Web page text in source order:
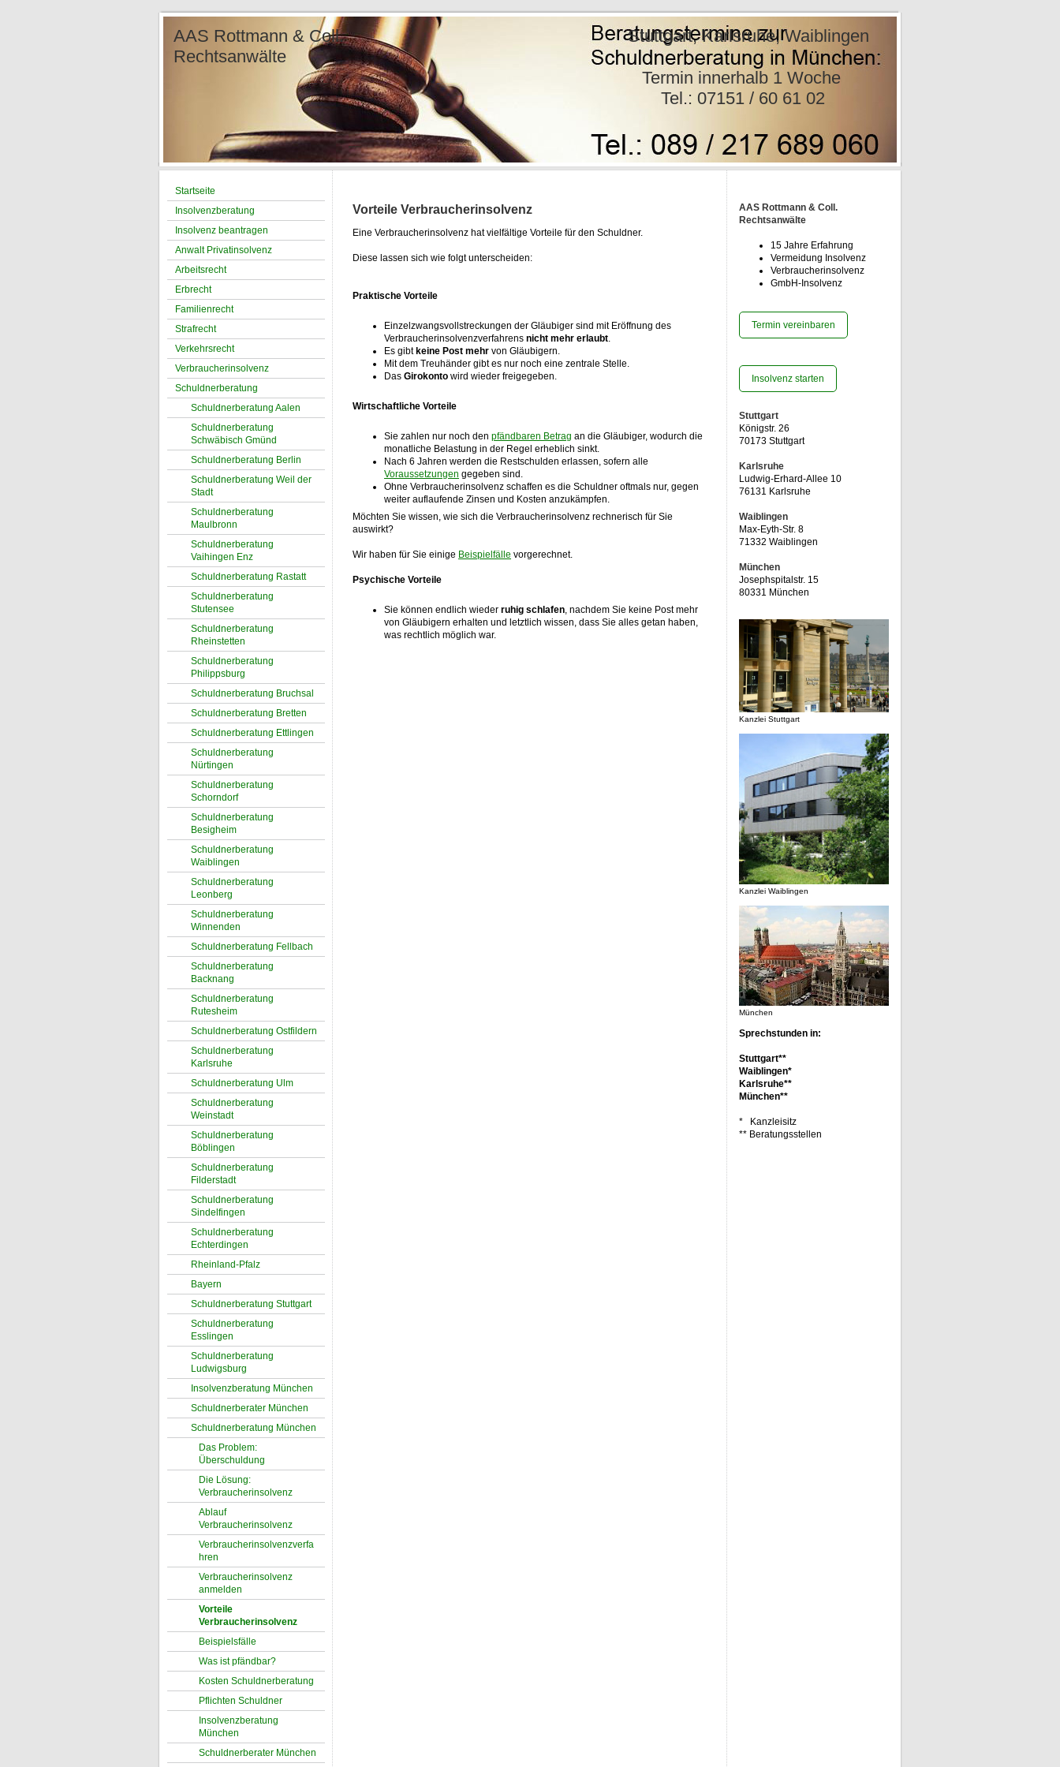
AAS Rottmann & Coll. Stuttgart, Karlsruhe, Waiblingen
Rechtsanwälte
Termin innerhalb 1
Tel.: 07151 / 60 61 02
Startseite
Insolvenzberatung
Insolvenz beantragen
Anwalt Privatinsolvenz
Arbeitsrecht
Erbrecht
Familienrecht
Strafrecht
Verkehrsrecht
Verbraucherinsolvenz
Schuldnerberatung
Schuldnerberatung Aalen
Schuldnerberatung
Schwäbisch Gmünd
Schuldnerberatung Berlin
Schuldnerberatung Weil der
Stadt
Schuldnerberatung
Maulbronn
Schuldnerberatung
Vaihingen Enz
Schuldnerberatung Rastatt
Schuldnerberatung
Stutensee
Schuldnerberatung
Rheinstetten
Schuldnerberatung
Philippsburg
Schuldnerberatung Bruchsal
Schuldnerberatung Bretten
Schuldnerberatung Ettlingen
Schuldnerberatung
Nürtingen
Schuldnerberatung
Schorndorf
Schuldnerberatung
Besigheim
Schuldnerberatung
Waiblingen
Schuldnerberatung
Leonberg
Schuldnerberatung
Winnenden
Schuldnerberatung Fellbach
Schuldnerberatung
Backnang
Schuldnerberatung
Rutesheim
Schuldnerberatung Ostfildern
Schuldnerberatung
Karlsruhe
Schuldnerberatung Ulm
Schuldnerberatung
Weinstadt
Schuldnerberatung
Böblingen
Schuldnerberatung
Filderstadt
Schuldnerberatung
Sindelfingen
Schuldnerberatung
Echterdingen
Rheinland-Pfalz
Bayern
Schuldnerberatung Stuttgart
Schuldnerberatung
Esslingen
Schuldnerberatung
Ludwigsburg
Insolvenzberatung München
Schuldnerberater München
Schuldnerberatung München
Das Problem:
Überschuldung
Die Lösung:
Verbraucherinsolvenz
Ablauf
Verbraucherinsolvenz
Verbraucherinsolvenzverfa
hren
Verbraucherinsolvenz
anmelden
Vorteile
Verbraucherinsolvenz
Beispielsfälle
Was ist pfändbar?
Kosten Schuldnerberatung
Pflichten Schuldner
Insolvenzberatung
München
Schuldnerberater München
Vorteile Verbraucherinsolvenz
Eine Verbraucherinsolvenz hat vielfältige Vorteile für den Schuldner.
Diese lassen sich wie folgt unterscheiden:
Praktische Vorteile
Einzelzwangsvollstreckungen der Gläubiger sind mit Eröffnung des
Verbraucherinsolvenzverfahrens nicht mehr erlaubt.
Es gibt keine Post mehr von Gläubigern.
Mit dem Treuhänder gibt es nur noch eine zentrale Stelle.
Das Girokonto wird wieder freigegeben.
Wirtschaftliche Vorteile
Sie zahlen nur noch den pfändbaren Betrag an die Gläubiger, wodurch die
monatliche Belastung in der Regel erheblich sinkt.
Nach 6 Jahren werden die Restschulden erlassen, sofern alle
Voraussetzungen gegeben sind.
Ohne Verbraucherinsolvenz schaffen es die Schuldner oftmals nur, gegen
weiter auflaufende Zinsen und Kosten anzukämpfen.
Möchten Sie wissen, wie sich die Verbraucherinsolvenz rechnerisch für Sie
auswirkt?
Wir haben für Sie einige Beispielfälle vorgerechnet.
Psychische Vorteile
Sie können endlich wieder ruhig schlafen, nachdem Sie keine Post mehr
von Gläubigern erhalten und letztlich wissen, dass Sie alles getan haben,
was rechtlich möglich war.
AAS Rottmann & Coll.
Rechtsanwälte
15 Jahre Erfahrung
Vermeidung Insolvenz
Verbraucherinsolvenz
GmbH-Insolvenz
Termin vereinbaren
Insolvenz starten
Stuttgart
Königstr. 26
70173 Stuttgart
Karlsruhe
Ludwig-Erhard-Allee 10
76131 Karlsruhe
Waiblingen
Max-Eyth-Str. 8
71332 Waiblingen
München
Josephspitalstr. 15
80331 München
Kanzlei Stuttgart
Kanzlei Waiblingen
München
Sprechstunden in:
Stuttgart**
Waiblingen*
Karlsruhe**
München**
* Kanzleisitz
** Beratungsstellen